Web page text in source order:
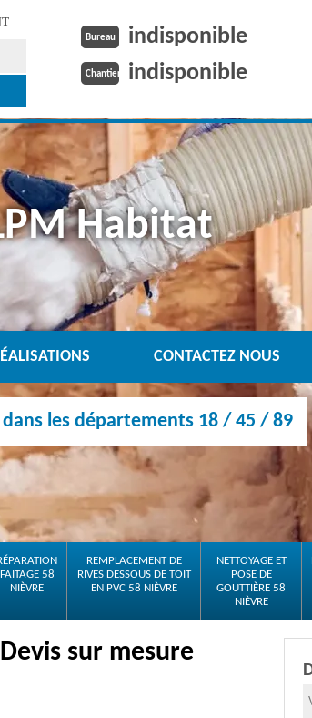
Bureau indisponible
Chantier indisponible
Habitat
CONTACTEZ NOUS
les départements 18 / 45 / 89
FAITAGE 58
NIÈVRE
REMPLACEMENT DE
RIVES DESSOUS DE TOIT
EN PVC 58 NIÈVRE
NETTOYAGE ET
POSE DE
GOUTTIÈRE 58
NIÈVRE
sur mesure